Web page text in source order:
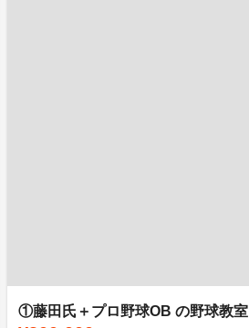
①藤田氏＋プロ野球OB の野球教室